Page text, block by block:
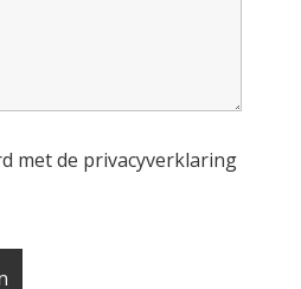
met de privacyverklaring